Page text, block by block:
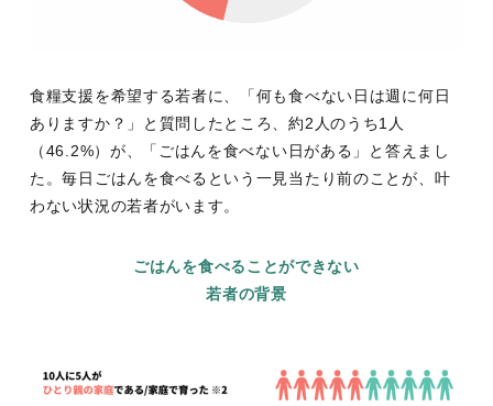
食糧支援を希望する若者に、「何も食べない日は週に何日
ありますか？」と質問したところ、約2人のうち1人
（46.2%）が、「ごはんを食べない日がある」と答えまし
た。毎日ごはんを食べるという一見当たり前のことが、叶
わない状況の若者がいます。
ごはんを食べることができない
若者の背景